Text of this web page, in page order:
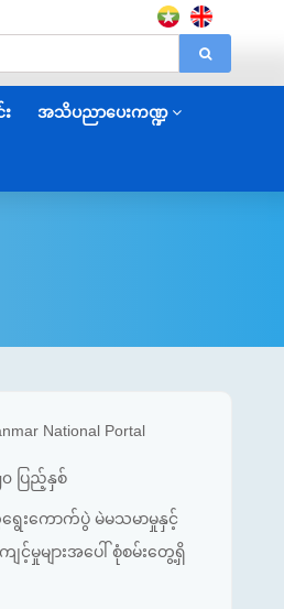
အသိပညာပေးကဏ္ဍ
National Portal
၀ ပြည့်နှစ်
းကောက်ပွဲ မဲမသမာမှုနှင့်
ျင့်မှုများအပေါ် စုံစမ်းတွေ့ရှိ